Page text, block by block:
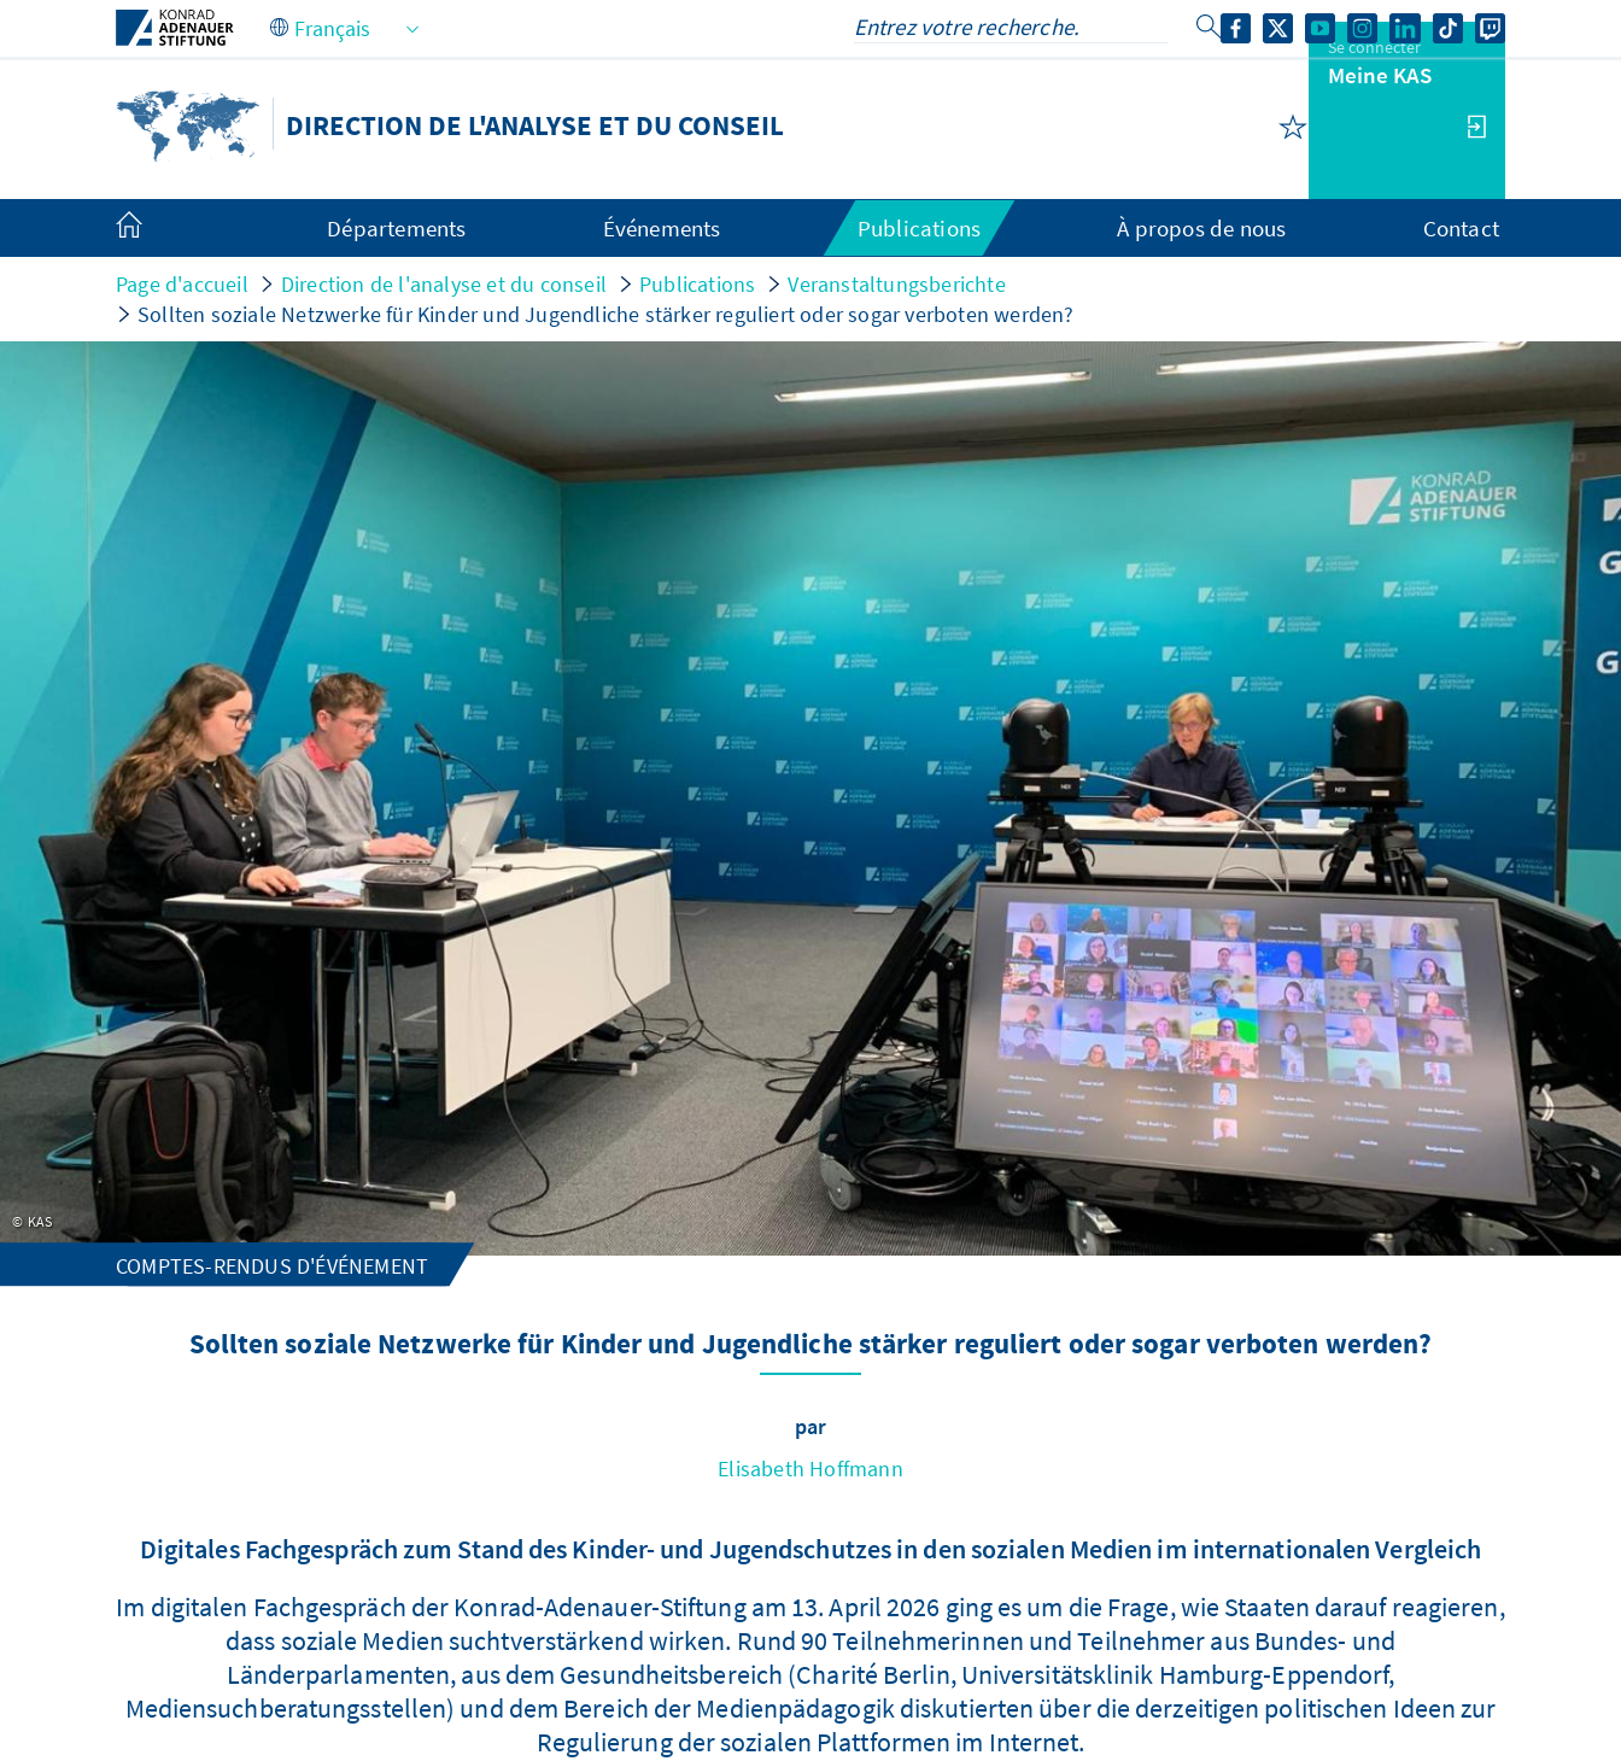
Saut au contenu principal
DIRECTION DE L'ANALYSE ET DU CONSEIL
Se connecter
Meine KAS
Départements Événements Publications À propos de nous Contact
Page d'accueil Direction de l'analyse et du conseil Publications
Veranstaltungsberichte
Sollten soziale Netzwerke für Kinder und Jugendliche stärker reguliert oder sogar verboten werden?
KAS
COMPTES-RENDUS D'ÉVÉNEMENT
Sollten soziale Netzwerke für Kinder und Jugendliche stärker reguliert oder sogar verboten werden?
par
Elisabeth Hoffmann
Digitales Fachgespräch zum Stand des Kinder- und Jugendschutzes in den sozialen Medien im internationalen Vergleich
Im digitalen Fachgespräch der Konrad-Adenauer-Stiftung am 13. April 2026 ging es um die Frage, wie Staaten darauf reagieren,
dass soziale Medien suchtverstärkend wirken. Rund 90 Teilnehmerinnen und Teilnehmer aus Bundes- und
Länderparlamenten, aus dem Gesundheitsbereich (Charité Berlin, Universitätsklinik Hamburg-Eppendorf,
Mediensuchberatungsstellen) und dem Bereich der Medienpädagogik diskutierten über die derzeitigen politischen Ideen zur
Regulierung der sozialen Plattformen im Internet.